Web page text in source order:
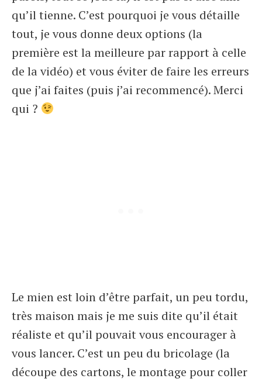
qu’il tienne. C’est pourquoi je vous détaille
tout, je vous donne deux options (la
première est la meilleure par rapport à celle
de la vidéo) et vous éviter de faire les erreurs
que j’ai faites (puis j’ai recommencé). Merci
qui ?
Le mien est loin d’être parfait, un peu tordu,
très maison mais je me suis dite qu’il était
réaliste et qu’il pouvait vous encourager à
vous lancer. C’est un peu du bricolage (la
découpe des cartons, le montage pour coller